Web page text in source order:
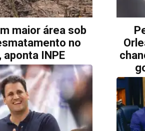
maior área sob
no
aponta INPE